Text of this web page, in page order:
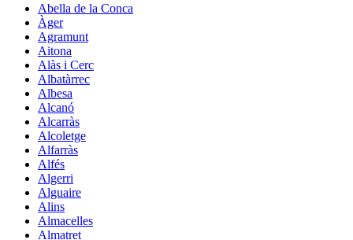
Abella de la Conca
Àger
Agramunt
Aitona
Alàs i Cerc
Albatàrrec
Albesa
Alcanó
Alcarràs
Alcoletge
Alfarràs
Alfés
Algerri
Alguaire
Alins
Almacelles
Almatret